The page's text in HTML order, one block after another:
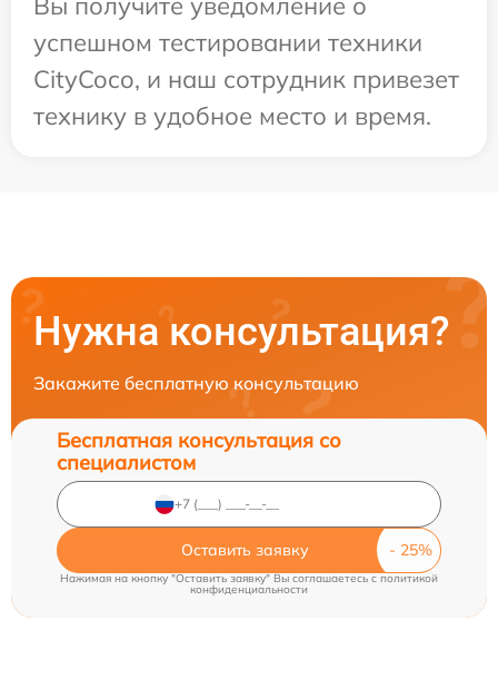
успешном тестировании техники
CityCoco, и наш сотрудник привезет
технику в удобное место и время.
Нужна консультация?
Закажите бесплатную консультацию
Бесплатная консультация со
специалистом
Оставить заявку
Нажимая на кнопку "Оставить заявку" Вы соглашаетесь cполитикой
конфиденциальности